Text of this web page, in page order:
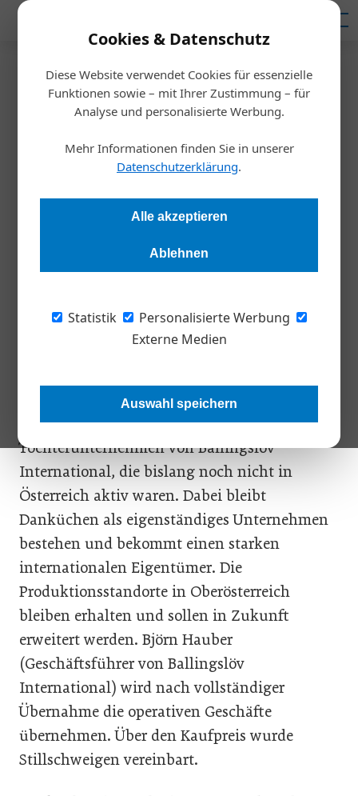
Cookies & Datenschutz
Diese Website verwendet Cookies für essenzielle
Funktionen sowie – mit Ihrer Zustimmung – für
Analyse und personalisierte Werbung.
Mehr Informationen finden Sie in unserer
Datenschutzerklärung.
Alle akzeptieren
Ablehnen
Statistik
Personalisierte Werbung
Externe Medien
Auswahl speichern
Startseite/Meldungen
Neuer Eigentümer
Ballingslöv International
übernimmt Danküchen
Redaktion Die Wirtschaft
Ballingslöv International erwartet sich durch die Übernahme
Küchenmarkt. Dabei soll Danküchen eine Vorreiterrolle
vorbehaltlich der Zustimmung der
zuständigen Kartellbehörde ein
Tochterunternehmen von Ballingslöv
International, die bislang noch nicht in
Österreich aktiv waren. Dabei bleibt
Danküchen als eigenständiges Unternehmen
bestehen und bekommt einen starken
internationalen Eigentümer. Die
Produktionsstandorte in Oberösterreich
bleiben erhalten und sollen in Zukunft
erweitert werden. Björn Hauber
(Geschäftsführer von Ballingslöv
International) wird nach vollständiger
Übernahme die operativen Geschäfte
übernehmen. Über den Kaufpreis wurde
Stillschweigen vereinbart.